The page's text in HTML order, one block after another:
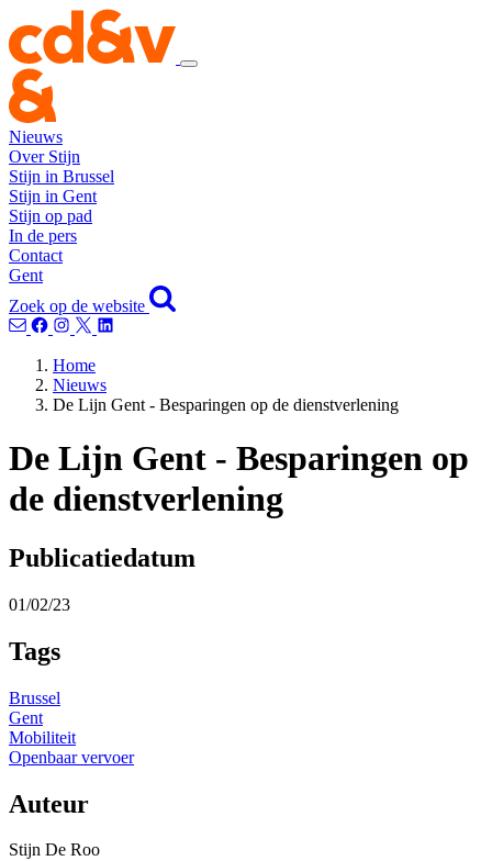
Nieuws
Over Stijn
Stijn in Brussel
Stijn in Gent
Stijn op pad
In de pers
Contact
Gent
Zoek op de website
Home
Nieuws
De Lijn Gent - Besparingen op de dienstverlening
De Lijn Gent - Besparingen op
de dienstverlening
Publicatiedatum
01/02/23
Tags
Brussel
Gent
Mobiliteit
Openbaar vervoer
Auteur
Stijn De Roo